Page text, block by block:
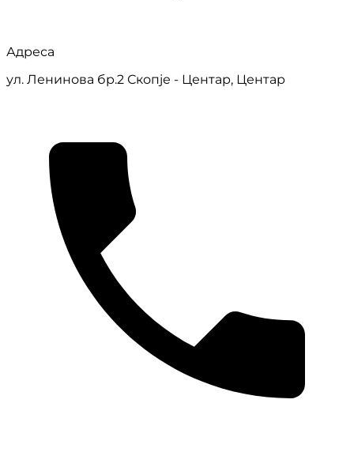
Адреса
ул. Ленинова бр.2 Скопје - Центар, Центар